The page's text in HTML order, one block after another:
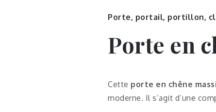
Porte, portail, portillon,
Porte en
Cette porte en chêne
moderne. Il s’agit d’une